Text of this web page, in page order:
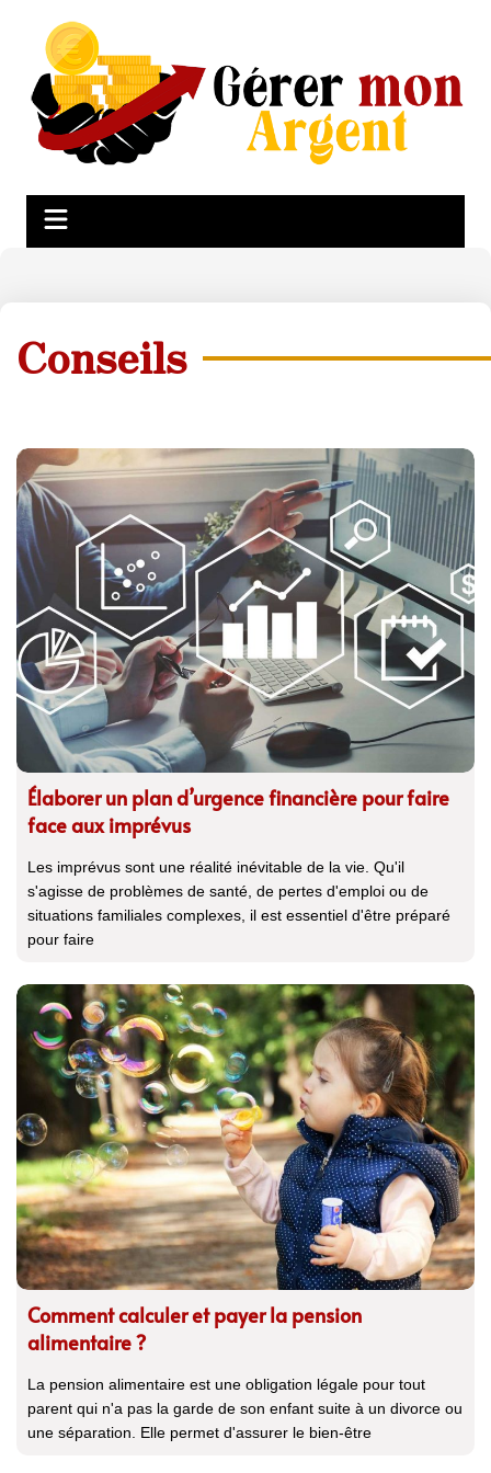
Conseils
Élaborer un plan d’urgence financière pour faire
face aux imprévus
Les imprévus sont une réalité inévitable de la vie. Qu'il
s'agisse de problèmes de santé, de pertes d'emploi ou de
situations familiales complexes, il est essentiel d'être préparé
pour faire
Comment calculer et payer la pension
alimentaire ?
La pension alimentaire est une obligation légale pour tout
parent qui n'a pas la garde de son enfant suite à un divorce ou
une séparation. Elle permet d'assurer le bien-être